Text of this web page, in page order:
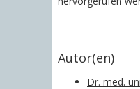
Autor(en)
Dr. med.